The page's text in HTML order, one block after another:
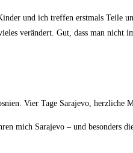
und ich treffen erstmals Teile
verändert. Gut, dass man nicht
Vier Tage Sarajevo, herzliche
mich Sarajevo – und besonders